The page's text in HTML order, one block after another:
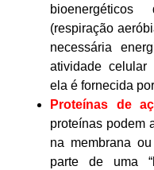
(respiração
necessária
atividade celular
ela é fornecida
Proteínas de
proteínas podem
na membrana
parte de uma